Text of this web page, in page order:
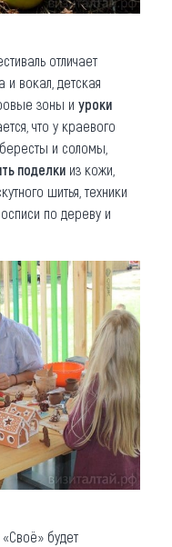
отличает
и вокал, детская
зоны и уроки
что у краевого
и соломы,
поделки из кожи,
шитья, техники
по дереву и
будет